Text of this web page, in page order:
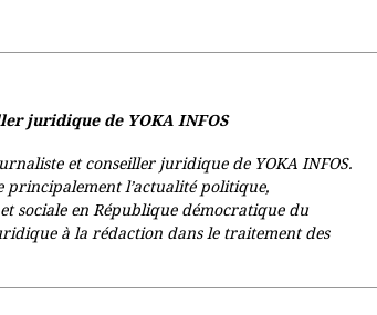
juridique de YOKA INFOS
et conseiller juridique de YOKA INFOS.
l’actualité politique,
sociale en République démocratique du
à la rédaction dans le traitement des